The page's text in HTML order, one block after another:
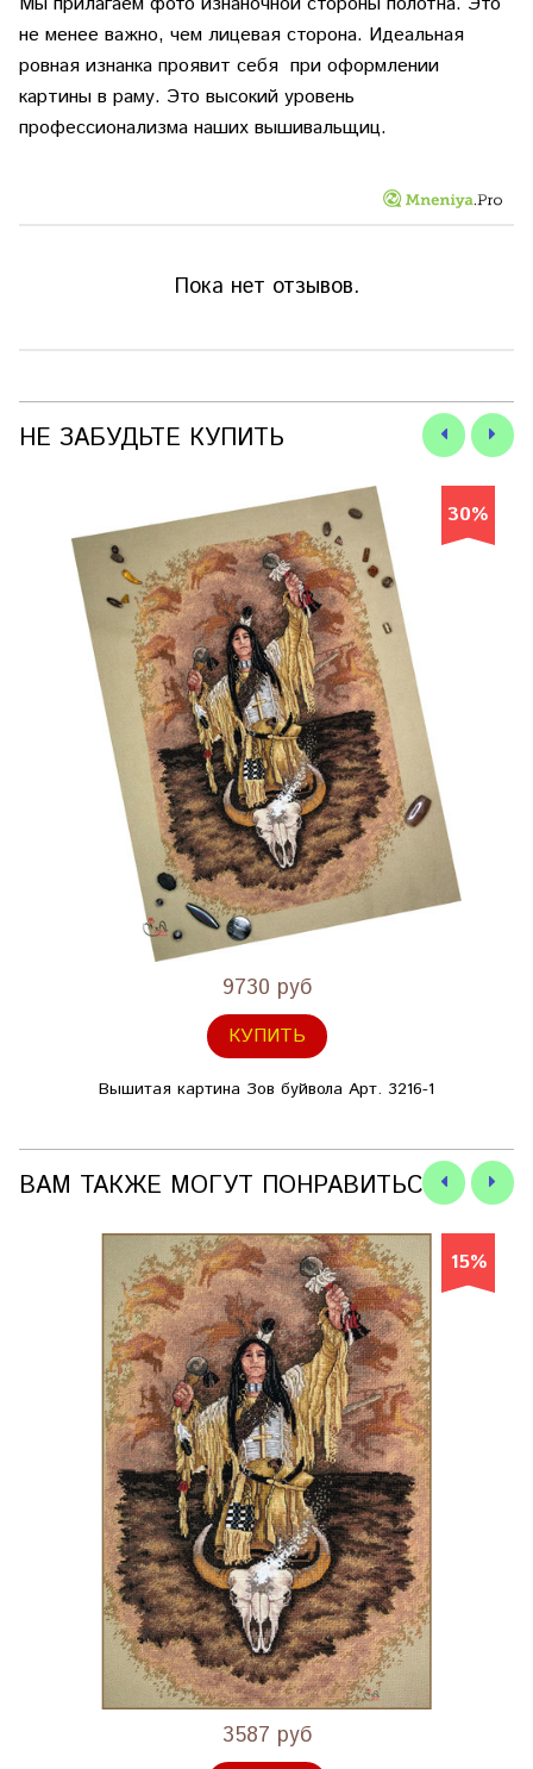
не менее важно, чем лицевая сторона. Идеальная
ровная изнанка проявит себя при оформлении
картины в раму. Это высокий уровень
профессионализма наших вышивальщиц.
Пока нет отзывов.
НЕ ЗАБУДЬТЕ КУПИТЬ
30%
9730 руб
КУПИТЬ
Вышитая картина Зов буйвола Арт. 3216-1
ВАМ ТАКЖЕ МОГУТ ПОНРАВИТЬСЯ
15%
3587 руб